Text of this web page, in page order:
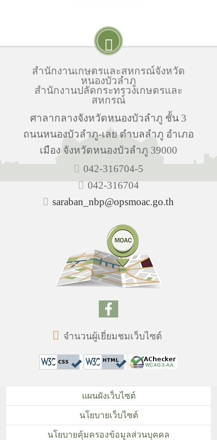
สำนักงานเกษตรและสหกรณ์จังหวัด
หนองบัวลำภู
สำนักงานปลัดกระทรวงเกษตรและ
สหกรณ์
ศาลากลางจังหวัดหนองบัวลำภู ชั้น 3
ถนนหนองบัวลำภู-เลย ตำบลลำภู อำเภอ
เมือง จังหวัดหนองบัวลำภู 39000
042-316704-5
042-316704
saraban_nbp@opsmoac.go.th
จำนวนผู้เยี่ยมชมเว็บไซต์
แผนผังเว็บไซต์
นโยบายเว็บไซต์
นโยบายคุ้มครองข้อมูลส่วนบุคคล